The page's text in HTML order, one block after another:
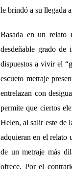
le brindó a su llegada a
Basada en un relato
desdeñable grado de
dispuestos a vivir el
escueto metraje
entrelazan con
permite que ciertos
Helen, al salir este de
adquieran en el relato
de un metraje más
ofrece. Por el